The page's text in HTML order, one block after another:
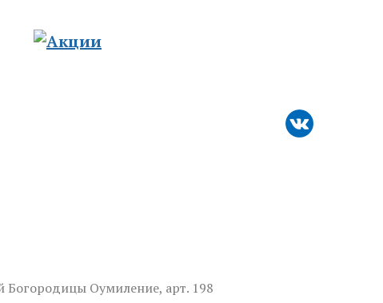
Богородицы Оумиление, арт. 198